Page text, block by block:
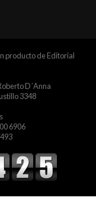
producto de Editorial
D´Anna
3348
6906